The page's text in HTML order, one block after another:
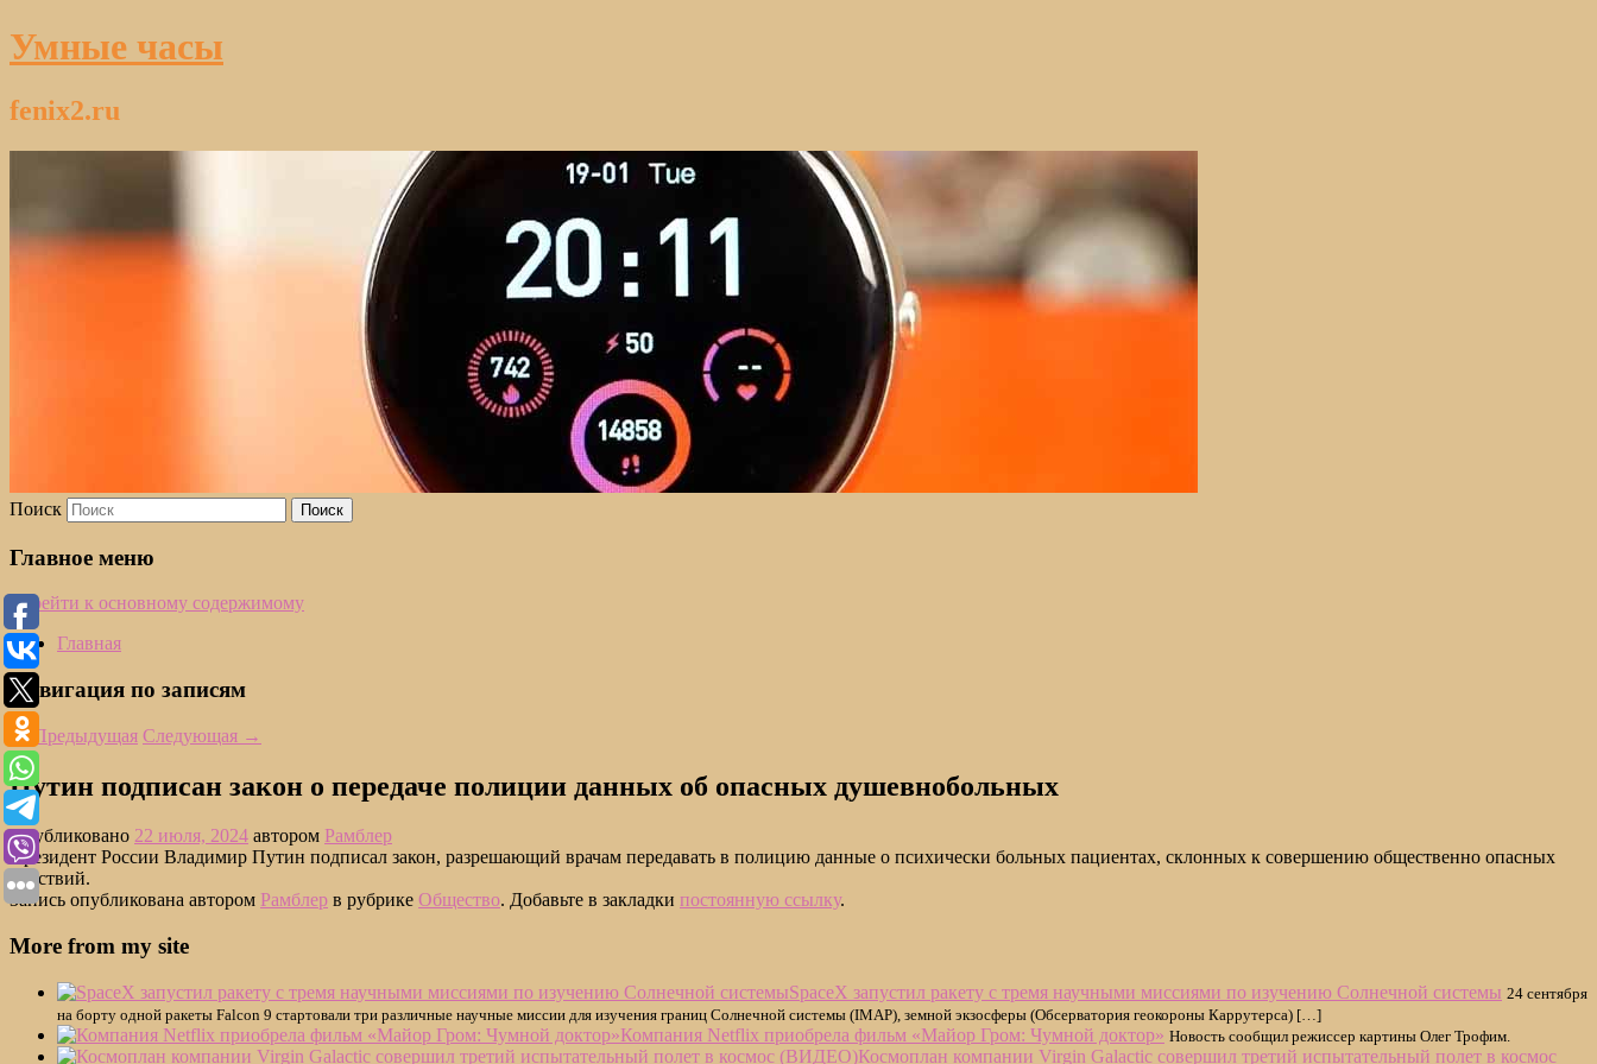
Умные часы
fenix2.ru
Поиск
Главное меню
Перейти к основному содержимому
Главная
Навигация по записям
←Предыдущая Следующая →
Путин подписан закон о передаче полиции данных об опасных душевнобольных
Опубликовано 22 июля, 2024 автором Рамблер
Президент России Владимир Путин подписал закон, разрешающий врачам передавать в полицию данные о психически больных пациентах, склонных к совершению общественно опасных
действий.
Запись опубликована автором Рамблер в рубрике Общество. Добавьте в закладки постоянную ссылку.
More from my site
SpaceX запустил ракету с тремя научными миссиями по изучению Солнечной системы 24 сентября
на борту одной ракеты Falcon 9 стартовали три различные научные миссии для изучения границ Солнечной системы (IMAP), земной экзосферы (Обсерватория геокороны Каррутерса) […]
Компания Netflix приобрела фильм «Майор Гром: Чумной доктор» Новость сообщил режиссер картины Олег Трофим.
Космоплан компании Virgin Galactic совершил третий испытательный полет в космос